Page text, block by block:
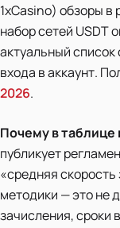
1xCasino) обзоры в
набор сетей USDT
актуальный
входа в аккаунт.
2026.
Почему в таблице
публикует
«средняя
методики — это не
зачисления,